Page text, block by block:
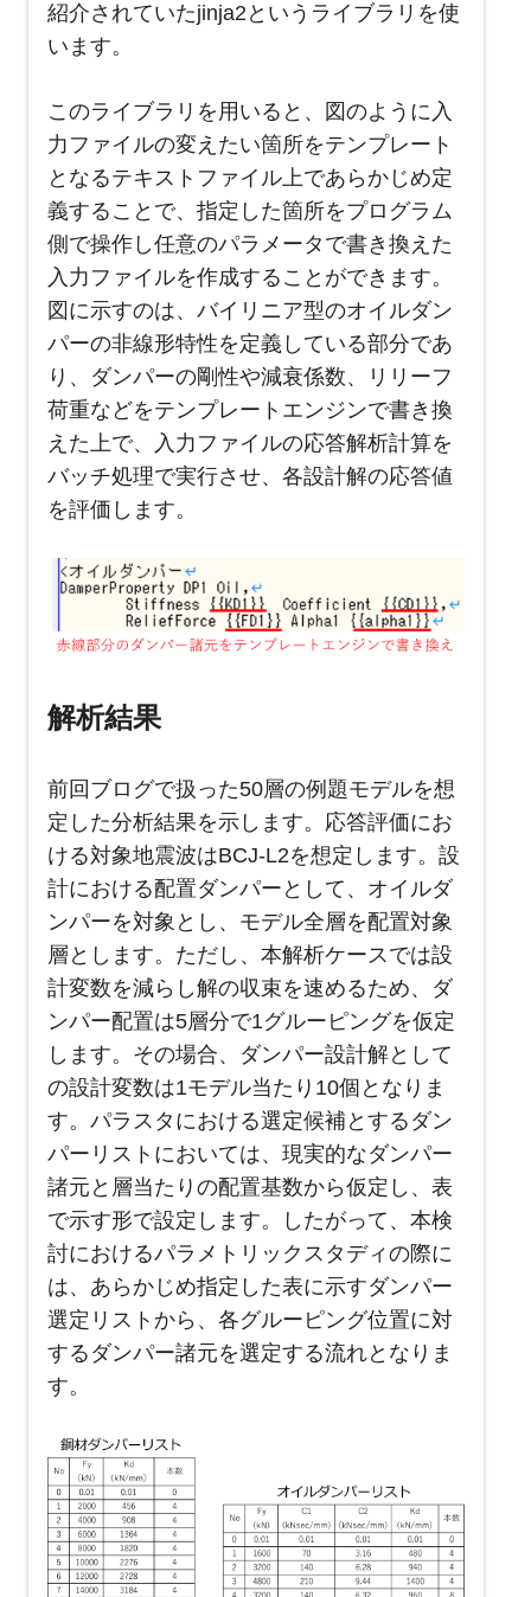
紹介されていたjinja2というライブラリを使
います。
このライブラリを用いると、図のように入
力ファイルの変えたい箇所をテンプレート
となるテキストファイル上であらかじめ定
義することで、指定した箇所をプログラム
側で操作し任意のパラメータで書き換えた
入力ファイルを作成することができます。
図に示すのは、バイリニア型のオイルダン
パーの非線形特性を定義している部分であ
り、ダンパーの剛性や減衰係数、リリーフ
荷重などをテンプレートエンジンで書き換
えた上で、入力ファイルの応答解析計算を
バッチ処理で実行させ、各設計解の応答値
を評価します。
解析結果
前回ブログで扱った50層の例題モデルを想
定した分析結果を示します。応答評価にお
ける対象地震波はBCJ-L2を想定します。設
計における配置ダンパーとして、オイルダ
ンパーを対象とし、モデル全層を配置対象
層とします。ただし、本解析ケースでは設
計変数を減らし解の収束を速めるため、ダ
ンパー配置は5層分で1グルーピングを仮定
します。その場合、ダンパー設計解として
の設計変数は1モデル当たり 10個となりま
す。パラスタにおける選定候補とするダン
パーリストにおいては、現実的なダンパー
諸元と層当たりの配置基数から仮定し、表
で示す形で設定します。したがって、本検
討におけるパラメトリックスタディの際に
は、あらかじめ指定した表に示すダンパー
選定リストから、各グルーピング位置に対
するダンパー諸元を選定する流れとなりま
す。